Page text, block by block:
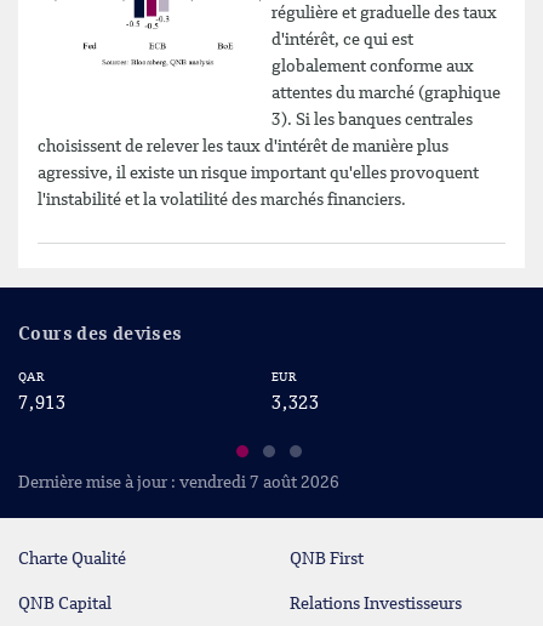
régulière et graduelle des taux
d'intérêt, ce qui est
globalement conforme aux
attentes du marché (graphique
3). Si les banques centrales
choisissent de relever les taux d'intérêt de manière plus
agressive, il existe un risque important qu'elles provoquent
l'instabilité et la volatilité des marchés financiers.
Cours des devises
QAR
7,913
EUR
3,323
Dernière mise à jour : vendredi 7 août 2026
Charte Qualité QNB First
QNB Capital Relations Investisseurs